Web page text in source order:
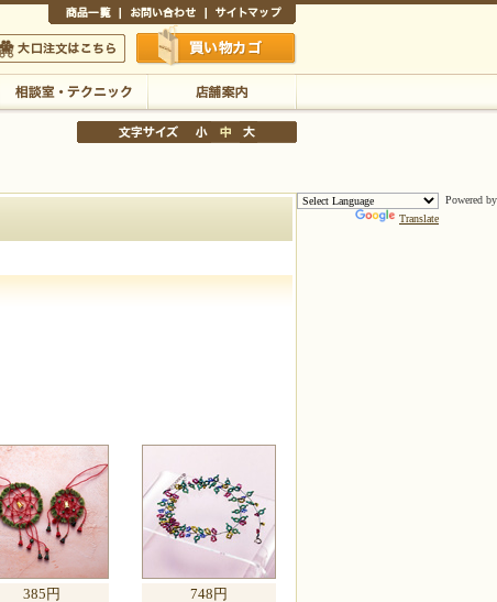
口注文はこちら 買い物かご
385円 748円
Powered by
Translate